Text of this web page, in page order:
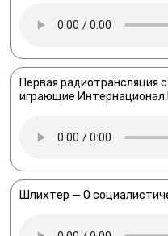
Первая радиотрансляция
играющие
Шлихтер — О